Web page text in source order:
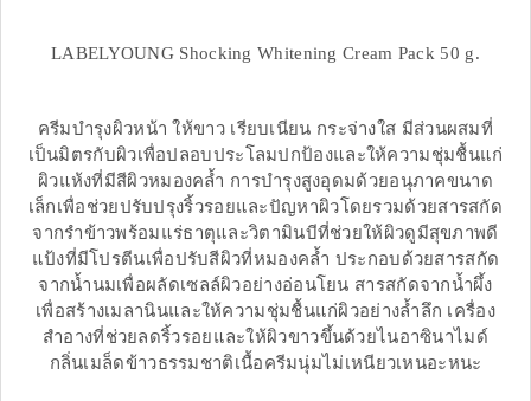
LABELYOUNG Shocking Whitening Cream Pack 50 g.
ครีมบำรุงผิวหน้า ให้ขาว เรียบเนียน กระจ่างใส มีส่วนผสมที่
เป็นมิตรกับผิวเพื่อปลอบประโลมปกป้องและให้ความชุ่มชื้นแก่
ผิวแห้งที่มีสีผิวหมองคล้ำ การบำรุงสูงอุดมด้วยอนุภาคขนาด
เล็กเพื่อช่วยปรับปรุงริ้วรอยและปัญหาผิวโดยรวมด้วยสารสกัด
จากรำข้าวพร้อมแร่ธาตุและวิตามินบีที่ช่วยให้ผิวดูมีสุขภาพดี
แป้งที่มีโปรตีนเพื่อปรับสีผิวที่หมองคล้ำ ประกอบด้วยสารสกัด
จากน้ำนมเพื่อผลัดเซลล์ผิวอย่างอ่อนโยน สารสกัดจากน้ำผึ้ง
เพื่อสร้างเมลานินและให้ความชุ่มชื้นแก่ผิวอย่างล้ำลึก เครื่อง
สำอางที่ช่วยลดริ้วรอยและให้ผิวขาวขึ้นด้วยไนอาซินาไมด์
กลิ่นเมล็ดข้าวธรรมชาติเนื้อครีมนุ่มไม่เหนียวเหนอะหนะ